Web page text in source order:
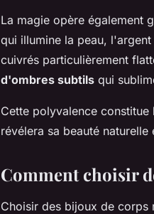
La magie opère également
qui illumine la peau,
cuivrés particulièrement
d'ombres subtils qui
Cette polyvalence
révélera sa beauté
Comment choisir
Choisir des bijoux de corps